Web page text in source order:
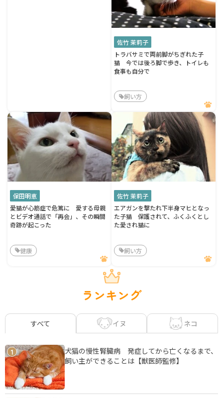
佐竹 茉莉子
トラバサミで両前脚がちぎれた子
猫 今では後ろ脚で歩き、トイレも
食事も自分で
飼い方
保田明恵
愛猫が心筋症で危篤に 愛する母親
とビデオ通話で「再会」、その瞬間
奇跡が起こった
健康
佐竹 茉莉子
エアガンを撃たれ下半身マヒとなっ
た子猫 保護されて、ふくふくとし
た愛され猫に
飼い方
ランキング
すべて イヌ ネコ
1
犬猫の慢性腎臓病 発症してから亡くなるまで、
飼い主ができることは【獣医師監修】